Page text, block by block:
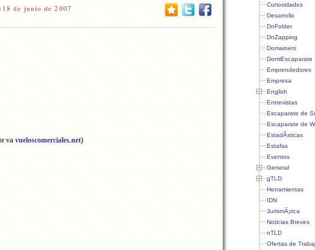
18 de junio de 2007
va vueloscomerciales.net)
Curiosidades
Desarrollo
DnFolder
DnZapping
Domainers
DomiEscaparate
Emprendedores
Empresa
English
Entrevistas
Escaparate de
Escaparate de
EstadÃ­sticas
Estafas
Eventos
General
gTLD
Herramientas
IDN
JurismÃ¡tica
Noticias Breves
nTLD
Ofertas de